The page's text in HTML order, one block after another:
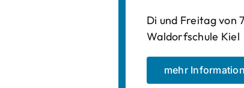
Di und Freitag von
Waldorfschule Kiel
mehr